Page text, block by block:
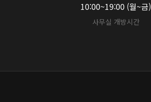
10:00~19:00 (월~금)
사무실 개방시간